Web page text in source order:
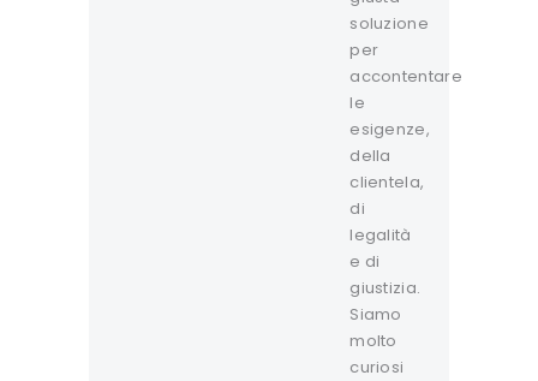
soluzione
per
accontentare
le
esigenze,
della
clientela,
di
legalità
e di
giustizia.
Siamo
molto
curiosi